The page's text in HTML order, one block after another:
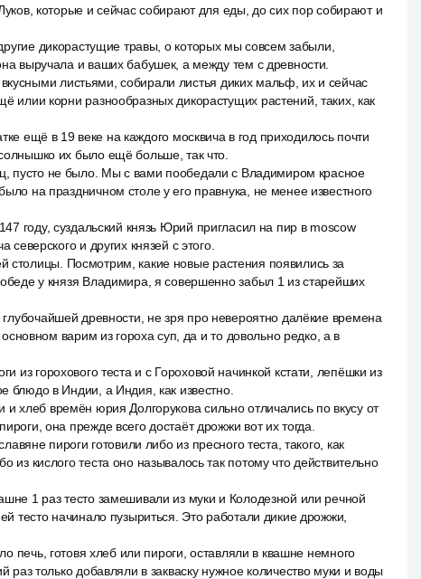
которые и сейчас собирают для еды, до сих пор собирают и
дикорастущие травы, о которых мы совсем забыли,
выручала и ваших бабушек, а между тем с древности.
листьями, собирали листья диких мальф, их и сейчас
корни разнообразных дикорастущих растений, таких, как
ещё в 19 веке на каждого москвича в год приходилось почти
их было ещё больше, так что.
пусто не было. Мы с вами пообедали с Владимиром красное
на праздничном столе у его правнука, не менее известного
году, суздальский князь Юрий пригласил на пир в moscow
северского и других князей с этого.
Посмотрим, какие новые растения появились за
у князя Владимира, я совершенно забыл 1 из старейших
древности, не зря про невероятно далёкие времена
варим из гороха суп, да и то довольно редко, а в
из горохового теста и с Гороховой начинкой кстати, лепёшки из
блюдо в Индии, а Индия, как известно.
хлеб времён юрия Долгорукова сильно отличались по вкусу от
она прежде всего достаёт дрожжи вот их тогда.
пироги готовили либо из пресного теста, такого, как
кислого теста оно называлось так потому что действительно
1 раз тесто замешивали из муки и Колодезной или речной
тесто начинало пузыриться. Это работали дикие дрожжи,
печь, готовя хлеб или пироги, оставляли в квашне немного
раз только добавляли в закваску нужное количество муки и воды